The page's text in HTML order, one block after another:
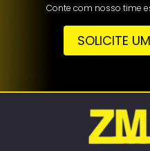
Conte com nosso time
SOLICITE